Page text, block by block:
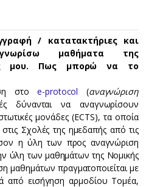
/ κατατακτήριες και
μαθήματα της
μου. Πως μπορώ να το
στοe-protocol (αναγνώριση
δύνανται να αναγνωρίσουν
μονάδες (ECTS), τα οποία
Σχολές της ημεδαπής από τις
η ύλη των προς αναγνώριση
ύλη των μαθημάτων της Νομικής
μαθημάτων πραγματοποιείται με
από εισήγηση αρμοδίου Τομέα,